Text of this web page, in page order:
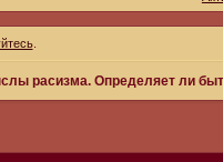
.
расизма. Определяет ли